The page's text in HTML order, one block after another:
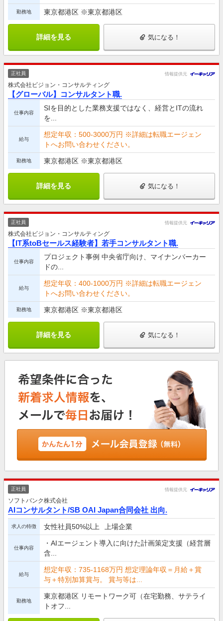
勤務地 東京都港区 ※東京都港区
詳細を見る 気になる！
正社員 情報提供元
株式会社ビジョン・コンサルティング
【グローバル】コンサルタント職.
仕事内容
SIを目的とした業務支援ではなく、経営とITの流れ
を...
給与
想定年収：500-3000万円 ※詳細は転職エージェン
トへお問い合わせください。
勤務地 東京都港区 ※東京都港区
詳細を見る 気になる！
正社員 情報提供元
株式会社ビジョン・コンサルティング
【IT系toBセールス経験者】若手コンサルタント職.
仕事内容
プロジェクト事例 中央省庁向け、マイナンバーカー
ドの...
給与
想定年収：400-1000万円 ※詳細は転職エージェン
トへお問い合わせください。
勤務地 東京都港区 ※東京都港区
詳細を見る 気になる！
正社員 情報提供元
ソフトバンク株式会社
AIコンサルタント/SB OAI Japan合同会社 出向.
求人の特徴 女性社員50%以上 上場企業
仕事内容
・AIエージェント導入に向けた計画策定支援（経営層
含...
給与
想定年収：735-1168万円 想定理論年収＝月給＋賞
与＋特別加算賞与。 賞与等は...
勤務地
東京都港区 リモートワーク可（在宅勤務、サテライ
トオフ...